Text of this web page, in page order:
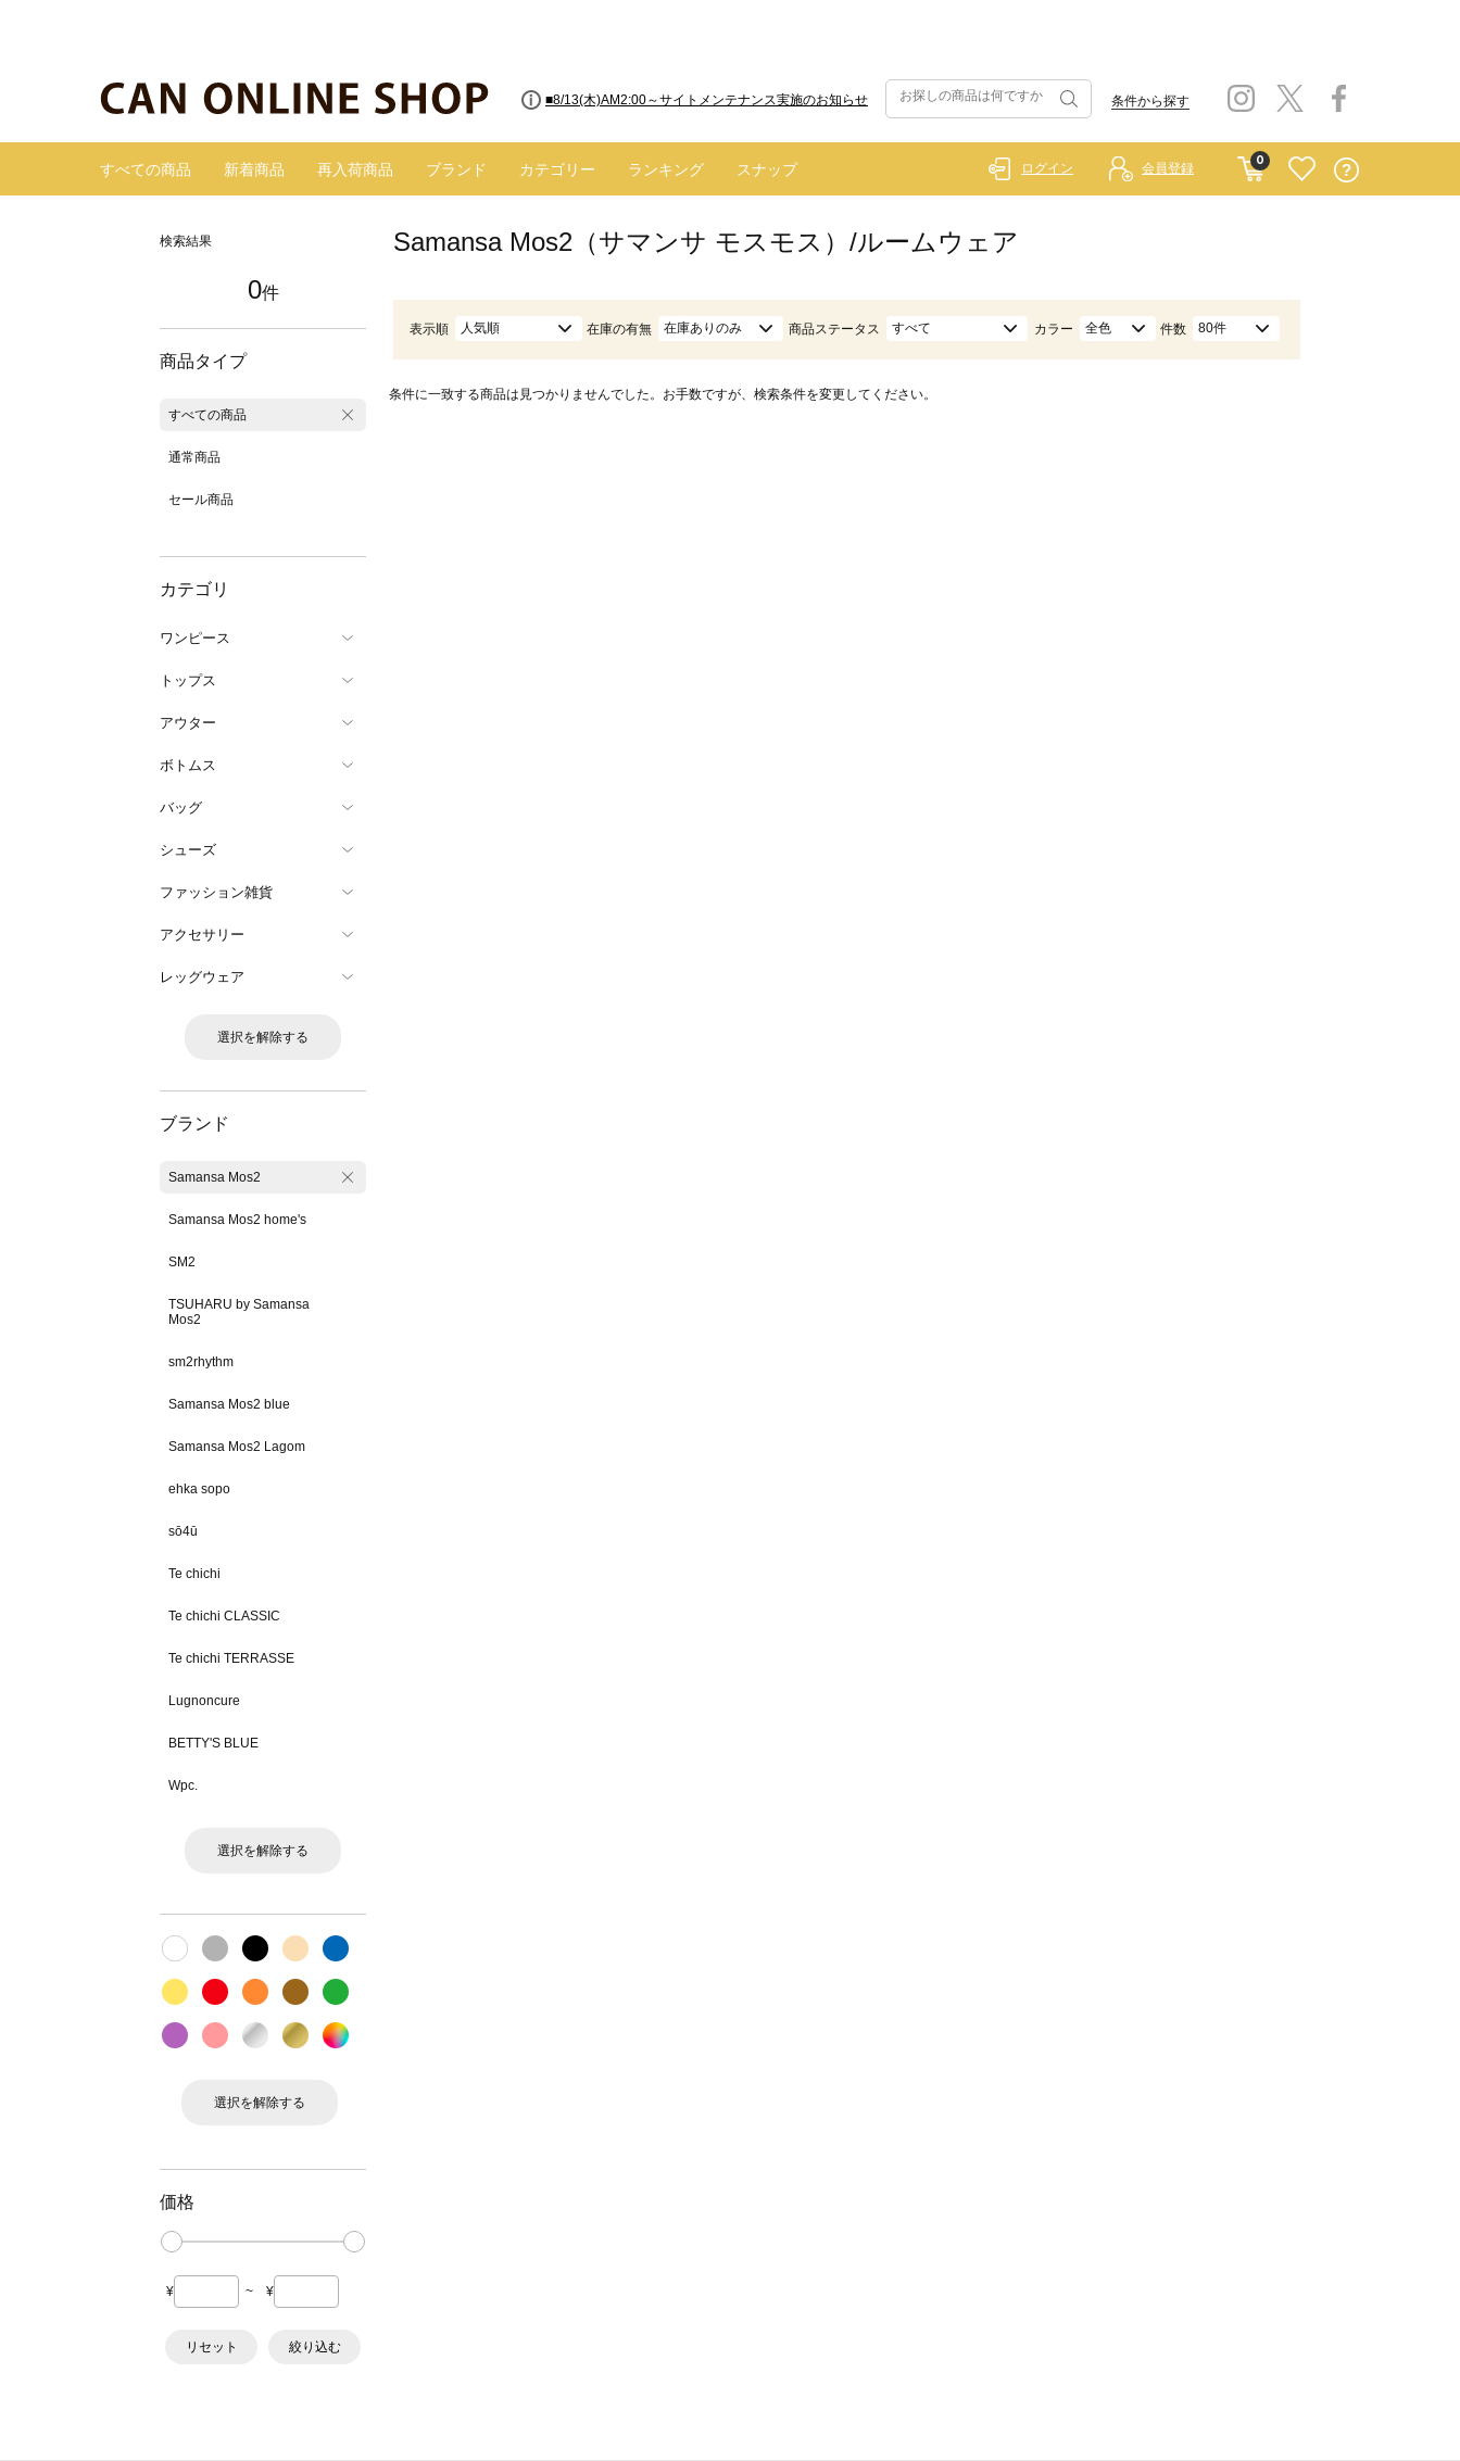
■8/13(木)AM2:00～サイトメンテナンス実施のお知らせ 条件から探す
すべての商品 新着商品 再入荷商品 ブランド カテゴリー ランキング スナップ
0
ログイン 会員登録
検索結果
0件
商品タイプ
すべての商品
通常商品
セール商品
カテゴリ
ワンピース
トップス
アウター
ボトムス
バッグ
シューズ
ファッション雑貨
アクセサリー
レッグウェア
選択を解除する
ブランド
Samansa Mos2
Samansa Mos2 home's
SM2
TSUHARU by Samansa
Mos2
sm2rhythm
Samansa Mos2 blue
Samansa Mos2 Lagom
ehka sopo
sō4ū
Te chichi
Te chichi CLASSIC
Te chichi TERRASSE
Lugnoncure
BETTY'S BLUE
Wpc.
選択を解除する
選択を解除する
価格
¥ ~ ¥
リセット 絞り込む
Samansa Mos2（サマンサ モスモス）/ルームウェア
表示順 人気順 在庫の有無 在庫ありのみ 商品ステータス すべて カラー 全色 件数 80件
条件に一致する商品は見つかりませんでした。お手数ですが、検索条件を変更してください。